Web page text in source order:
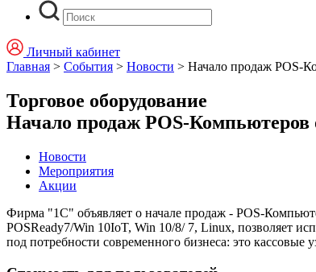
Личный кабинет
Главная > События > Новости > Начало продаж POS-
Торговое оборудование
Начало продаж POS-Компьютеров
Новости
Мероприятия
Акции
Фирма "1С" объявляет о начале продаж - POS-
POSReady7/Win 10IoT, Win 10/8/ 7, Linux, позволяет
под потребности современного бизнеса: это